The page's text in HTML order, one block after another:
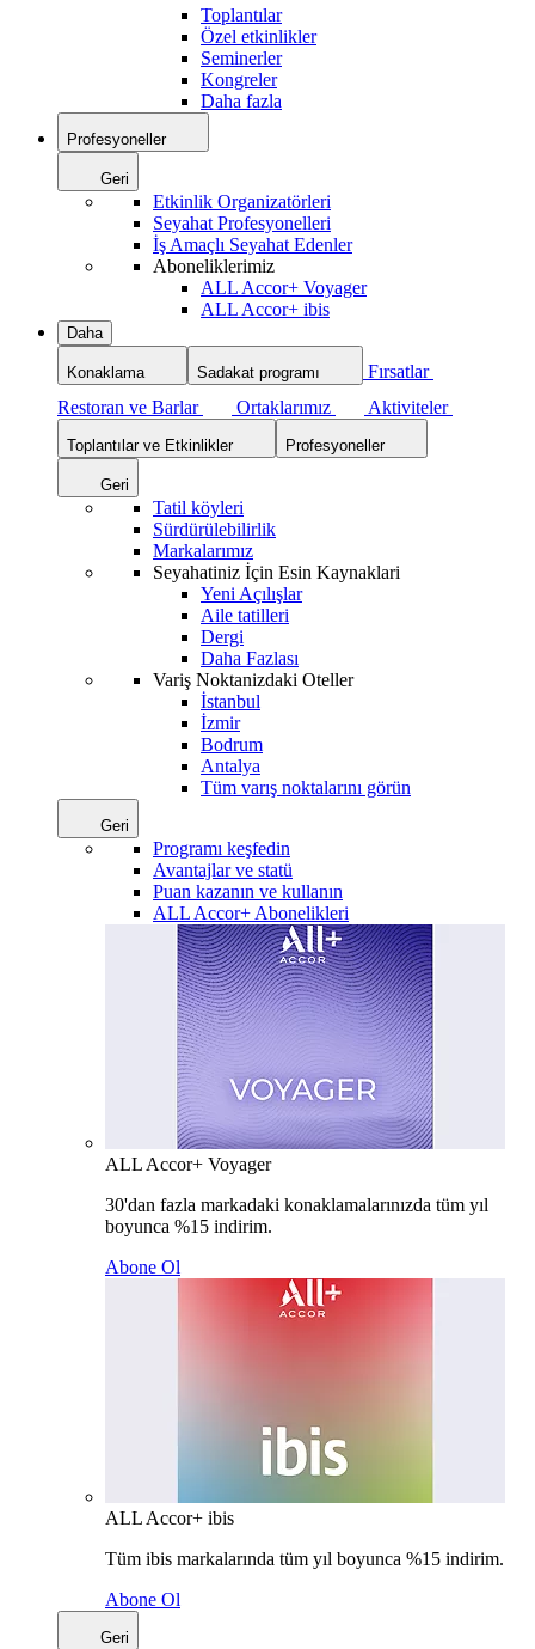
Toplantılar
Özel etkinlikler
Seminerler
Kongreler
Daha fazla
Profesyoneller
Geri
Etkinlik Organizatörleri
Seyahat Profesyonelleri
İş Amaçlı Seyahat Edenler
Aboneliklerimiz
ALL Accor+ Voyager
ALL Accor+ ibis
Daha
Konaklama Sadakat programı
Fırsatlar
Restoran ve Barlar
Ortaklarımız Aktiviteler
Toplantılar ve Etkinlikler Profesyoneller
Geri
Tatil köyleri
Sürdürülebilirlik
Markalarımız
Seyahatiniz İçin Esin Kaynaklari
Yeni Açılışlar
Aile tatilleri
Dergi
Daha Fazlası
Variş Noktanizdaki Oteller
İstanbul
İzmir
Bodrum
Antalya
Tüm varış noktalarını görün
Geri
Programı keşfedin
Avantajlar ve statü
Puan kazanın ve kullanın
ALL Accor+ Abonelikleri
ALL Accor+ Voyager
30'dan fazla markadaki konaklamalarınızda tüm yıl
boyunca %15 indirim.
Abone Ol
ALL Accor+ ibis
Tüm ibis markalarında tüm yıl boyunca %15 indirim.
Abone Ol
Geri